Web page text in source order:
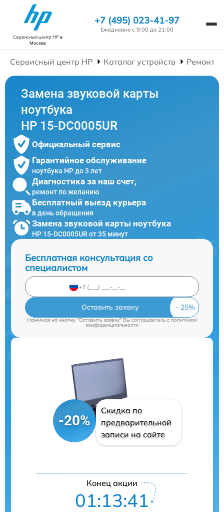
Сервисный центр HPв
Москве
+7 (495) 023-41-97
Ежедневно с 9:00 до 21:00
Сервисный центр HP Каталог устройств Ремонт
Замена звуковой карты
ноутбука
HP 15-DC0005UR
Официальный сервис
Гарантийное обслуживание
ноутбука HP до 3 лет
Диагностика за наш счет,
ремонт по желанию
Бесплатный выезд курьера
в день обращения
Замена звуковой карты ноутбука
HP 15-DC0005UR от 35 минут
Бесплатная консультация со
специалистом
Оставить заявку
Нажимая на кнопку "Оставить заявку" Вы соглашаетесь cполитикой
конфиденциальности
-20%
Скидка по
предварительной
записи на сайте
Конец акции
01:13:39